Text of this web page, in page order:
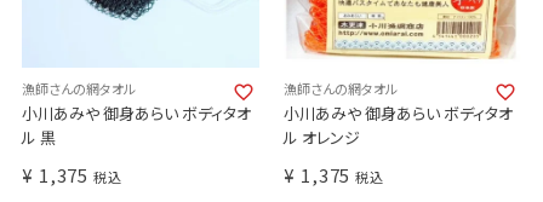
漁師さんの網タオル
小川あみや 御身あらい ボディタオ
ル 黒
¥ 1,375 税込
漁師さんの網タオル
小川あみや 御身あらい ボディタオ
ル オレンジ
¥ 1,375 税込